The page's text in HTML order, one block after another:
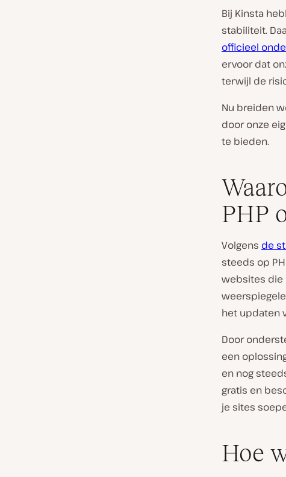
Bij Kinsta
stabiliteit.
officieel
ervoor dat
terwijl de
Nu breiden
door onze
te bieden.
PHP
Volgens de
steeds op
websites die
het updaten
Door
een
en nog
gratis en
je sites
Hoe